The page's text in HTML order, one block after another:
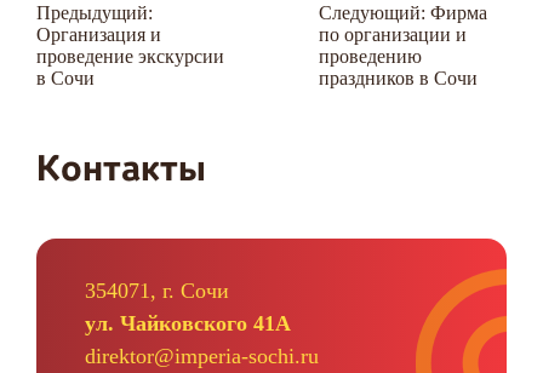
Навигация
по
записям
Предыдущий:
Организация и
проведение экскурсии
в Сочи
Следующий: Фирма
по организации и
проведению
праздников в Сочи
Контакты
354071, г. Сочи
ул. Чайковского 41А
direktor@imperia-sochi.ru